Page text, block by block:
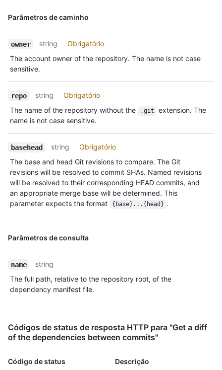
Parâmetros de caminho
owner string
Obrigatório
The account owner of the repository. The name is not case
sensitive.
repo string
Obrigatório
The name of the repository without the
.git
extension. The
name is not case sensitive.
basehead string
Obrigatório
The base and head Git revisions to compare. The Git
revisions will be resolved to commit SHAs. Named revisions
will be resolved to their corresponding HEAD commits, and
an appropriate merge base will be determined. This
parameter expects the format
{base}...{head} .
Parâmetros de consulta
name
string
The full path, relative to the repository root, of the
dependency manifest file.
Códigos de status de resposta HTTP para "Get a diff
of the dependencies between commits"
Código de status Descrição